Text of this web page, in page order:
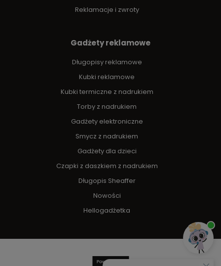
Reklamacje i zwroty
Gadżety reklamowe
Długopisy reklamowe
Kubki reklamowe
Kubki termiczne z nadrukiem
Torby z nadrukiem
Gadżety elektroniczne
Smycz z nadrukiem
Gadżety dla dzieci
Czapki z daszkiem z nadrukiem
Długopis Sheaffer
Nowości
Hellogadżetka